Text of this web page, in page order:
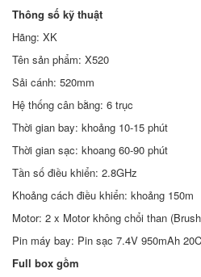
Thông số kỹ thuật
Hãng: XK
Tên sản phẩm: X520
Sải cánh: 520mm
Hệ thống cân bằng: 6 trục
Thời gian bay: khoảng 10-15 phút
Thời gian sạc: khoang 60-90 phút
Tần số điều khiển: 2.8GHz
Khoảng cách điều khiển: khoảng 150m
Motor: 2 x Motor không chổi than
Pin máy bay: Pin sạc 7.4V 950mAh 20C
Full box gồm